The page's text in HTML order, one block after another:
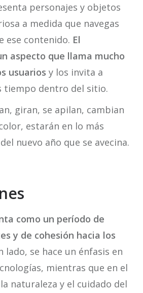
personajes y objetos
a medida que navegas
ese contenido. El
aspecto que llama mucho
usuarios y los invita a
tiempo dentro del sitio.
giran, se apilan, cambian
estarán en lo más
nuevo año que se avecina.
como un período de
y de cohesión hacia los
lado, se hace un énfasis en
mientras que en el
naturaleza y el cuidado del